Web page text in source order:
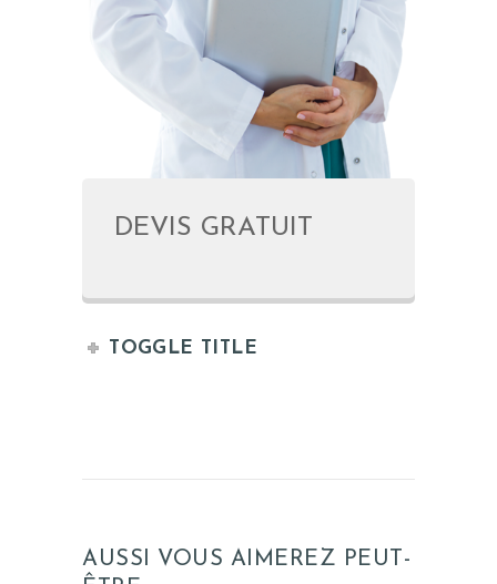
DEVIS GRATUIT
TOGGLE TITLE
AUSSI VOUS AIMEREZ PEUT-